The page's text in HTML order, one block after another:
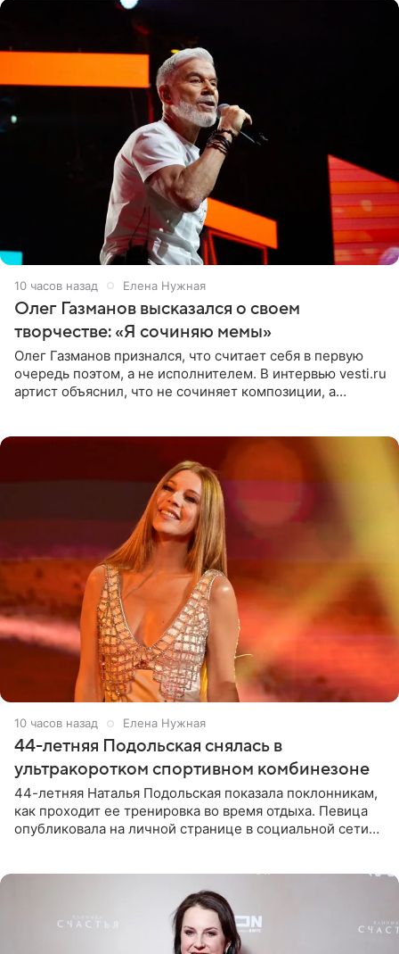
10 часов назад Елена Нужная
Олег Газманов высказался о своем
творчестве: «Я сочиняю мемы»
Олег Газманов признался, что считает себя в первую
очередь поэтом, а не исполнителем. В интервью vesti.ru
артист объяснил, что не сочиняет композиции, а
10 часов назад Елена Нужная
44-летняя Подольская снялась в
ультракоротком спортивном комбинезоне
44-летняя Наталья Подольская показала поклонникам,
как проходит ее тренировка во время отдыха. Певица
опубликовала на личной странице в социальной сети